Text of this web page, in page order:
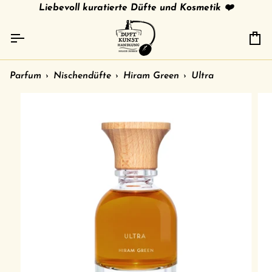
Inhalt
Liebevoll kuratierte Düfte und Kosmetik ❤️
gratis Versand in 🇩🇪 ab 79 € /shipment to other
Parfum › Nischendüfte › Hiram Green › Ultra